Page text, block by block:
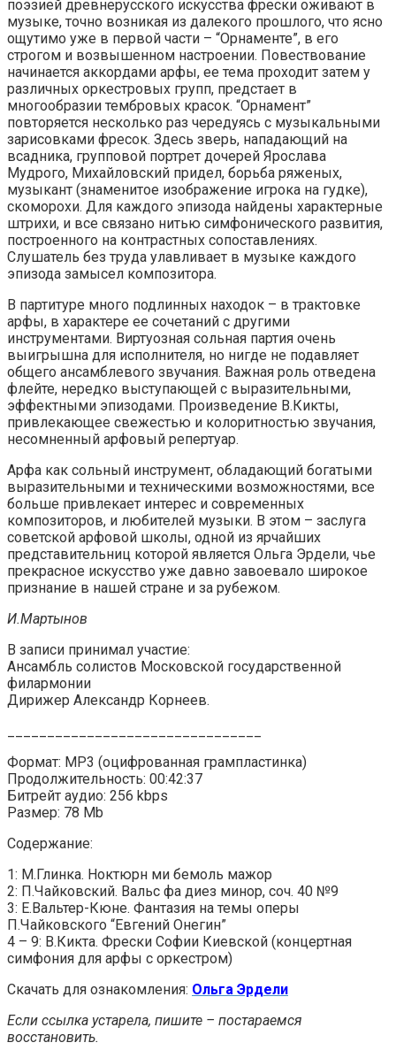
поэзией древнерусского искусства фрески оживают в
музыке, точно возникая из далекого прошлого, что ясно
ощутимо уже в первой части – “Орнаменте”, в его
строгом и возвышенном настроении. Повествование
начинается аккордами арфы, ее тема проходит затем у
различных оркестровых групп, предстает в
многообразии тембровых красок. “Орнамент”
повторяется несколько раз чередуясь с музыкальными
зарисовками фресок. Здесь зверь, нападающий на
всадника, групповой портрет дочерей Ярослава
Мудрого, Михайловский придел, борьба ряженых,
музыкант (знаменитое изображение игрока на гудке),
скоморохи. Для каждого эпизода найдены характерные
штрихи, и все связано нитью симфонического развития,
построенного на контрастных сопоставлениях.
Слушатель без труда улавливает в музыке каждого
эпизода замысел композитора.
В партитуре много подлинных находок – в трактовке
арфы, в характере ее сочетаний с другими
инструментами. Виртуозная сольная партия очень
выигрышна для исполнителя, но нигде не подавляет
общего ансамблевого звучания. Важная роль отведена
флейте, нередко выступающей с выразительными,
эффектными эпизодами. Произведение В.Кикты,
привлекающее свежестью и колоритностью звучания,
несомненный арфовый репертуар.
Арфа как сольный инструмент, обладающий богатыми
выразительными и техническими возможностями, все
больше привлекает интерес и современных
композиторов, и любителей музыки. В этом – заслуга
советской арфовой школы, одной из ярчайших
представительниц которой является Ольга Эрдели, чье
прекрасное искусство уже давно завоевало широкое
признание в нашей стране и за рубежом.
И.Мартынов
В записи принимал участие:
Ансамбль солистов Московской государственной
филармонии
Дирижер Александр Корнеев.
Формат: MP3 (оцифрованная грампластинка)
Продолжительность: 00:42:37
Битрейт аудио: 256 kbps
Размер: 78 Mb
Содержание:
1: М.Глинка. Ноктюрн ми бемоль мажор
2: П.Чайковский. Вальс фа диез минор, соч. 40 №9
3: Е.Вальтер-Кюне. Фантазия на темы оперы
П.Чайковского “Евгений Онегин”
4 – 9: В.Кикта. Фрески Софии Киевской (концертная
симфония для арфы с оркестром)
Скачать для ознакомления: Ольга Эрдели
Если ссылка устарела, пишите – постараемся
восстановить.